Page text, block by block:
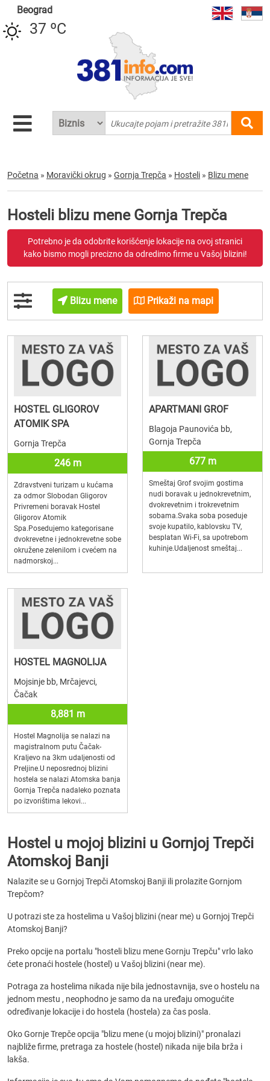
Beograd
37 ºC
Početna » Moravički okrug » Gornja Trepča » Hosteli » Blizu mene
Hosteli blizu mene Gornja Trepča
Potrebno je da odobrite korišćenje lokacije na ovoj stranici
kako bismo mogli precizno da odredimo firme u Vašoj blizini!
Blizu mene Prikaži na mapi
HOSTEL GLIGOROV
ATOMIK SPA
Gornja Trepča
246 m
Zdravstveni turizam u kućama
za odmor Slobodan Gligorov
Privremeni boravak Hostel
Gligorov Atomik
Spa.Posedujemo kategorisane
dvokrevetne i jednokrevetne sobe
okružene zelenilom i cvećem na
nadmorskoj...
APARTMANI GROF
Blagoja Paunovića bb,
Gornja Trepča
677 m
Smeštaj Grof svojim gostima
nudi boravak u jednokrevetnim,
dvokrevetnim i trokrevetnim
sobama.Svaka soba poseduje
svoje kupatilo, kablovsku TV,
besplatan Wi-Fi, sa upotrebom
kuhinje.Udaljenost smeštaj...
HOSTEL MAGNOLIJA
Mojsinje bb, Mrčajevci,
Čačak
8,881 m
Hostel Magnolija se nalazi na
magistralnom putu Čačak-
Kraljevo na 3km udaljenosti od
Preljine.U neposrednoj blizini
hostela se nalazi Atomska banja
Gornja Trepča nadaleko poznata
po izvorištima lekovi...
Hostel u mojoj blizini u Gornjoj Trepči
Atomskoj Banji
Nalazite se u Gornjoj Trepči Atomskoj Banji ili prolazite Gornjom
Trepčom?
U potrazi ste za hostelima u Vašoj blizini (near me) u Gornjoj Trepči
Atomskoj Banji?
Preko opcije na portalu "hosteli blizu mene Gornju Trepču" vrlo lako
ćete pronaći hostele (hostel) u Vašoj blizini (near me).
Potraga za hostelima nikada nije bila jednostavnija, sve o hostelu na
jednom mestu , neophodno je samo da na uređaju omogućite
određivanje lokacije i do hostela (hostela) za čas posla.
Oko Gornje Trepče opcija "blizu mene (u mojoj blizini)" pronalazi
najbliže firme, pretraga za hostele (hostel) nikada nije bila brža i
lakša.